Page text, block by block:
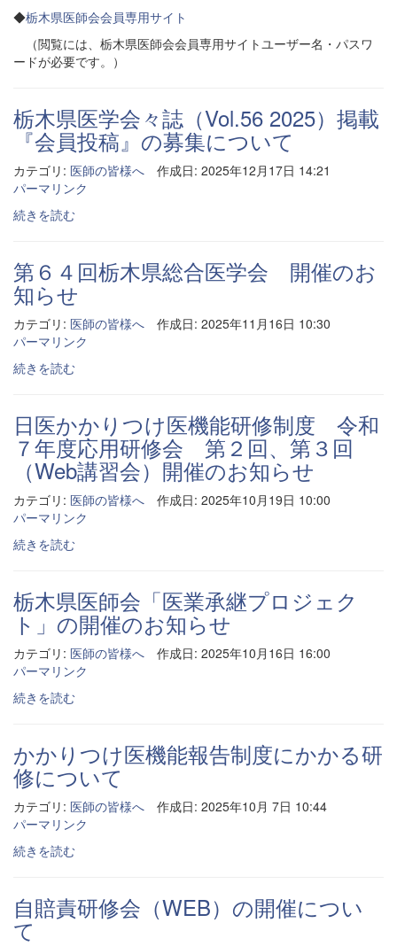
◆栃木県医師会会員専用サイト
（閲覧には、栃木県医師会会員専用サイトユーザー名・パスワ
ードが必要です。）
栃木県医学会々誌（Vol.56 2025）掲載
『会員投稿』の募集について
カテゴリ: 医師の皆様へ
作成日: 2025年12月17日 14:21
パーマリンク
続きを読む
第６４回栃木県総合医学会 開催のお
知らせ
カテゴリ: 医師の皆様へ
作成日: 2025年11月16日 10:30
パーマリンク
続きを読む
日医かかりつけ医機能研修制度 令和
７年度応用研修会 第２回、第３回
（Web講習会）開催のお知らせ
カテゴリ: 医師の皆様へ
作成日: 2025年10月19日 10:00
パーマリンク
続きを読む
栃木県医師会「医業承継プロジェク
ト」の開催のお知らせ
カテゴリ: 医師の皆様へ
作成日: 2025年10月16日 16:00
パーマリンク
続きを読む
かかりつけ医機能報告制度にかかる研
修について
カテゴリ: 医師の皆様へ
作成日: 2025年10月 7日 10:44
パーマリンク
続きを読む
自賠責研修会（WEB）の開催につい
て